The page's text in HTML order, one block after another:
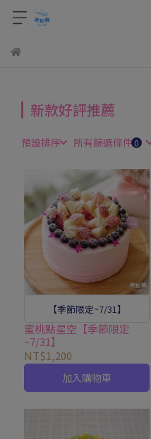
新款好評推薦
預設排序 所有篩選條件
【季節限定~7/31】
蜜桃點星空【季節限定
~7/31】
NT$1,200
加入購物車